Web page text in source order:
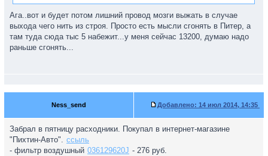
Ага..вот и будет потом лишний провод мозги выжать в случае
выхода чего нить из строя. Просто есть мысли сгонять в Питер, а
там туда сюда тыс 5 набежит...у меня сейчас 13200, думаю надо
раньше сгонять...
Ness_send Добавлено: 14 июл 2014, 14:35
Забрал в пятницу расходники. Покупал в интернет-магазине
"Пихтин-Авто". ссыль
- фильтр воздушный 036129620J - 276 руб.